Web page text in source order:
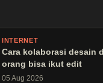
INTERNET
Cara kolaborasi desain
orang bisa ikut edit
05 Aug 2026